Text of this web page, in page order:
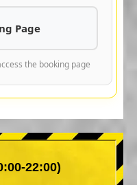
Page
the booking page
22:00)